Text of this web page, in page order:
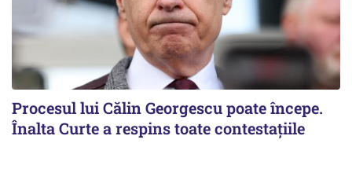
Procesul lui Călin Georgescu poate începe.
Înalta Curte a respins toate contestațiile